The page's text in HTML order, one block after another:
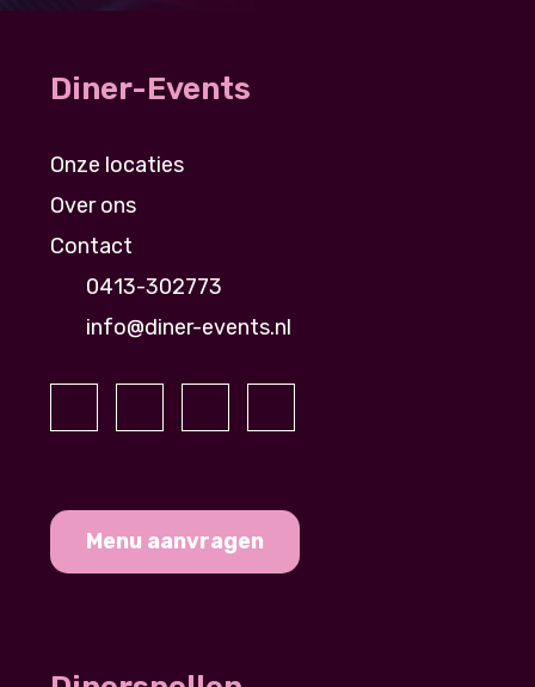
Diner-Events
Onze locaties
Over ons
Contact
0413-302773
info@diner-events.nl
Menu aanvragen